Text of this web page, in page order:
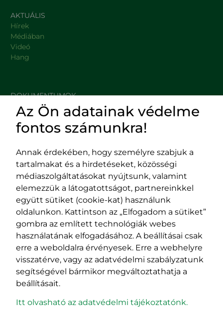
AKTUÁLIS
Hírek
Médiában
Videó
Hang
DOKUMENTUMOK
HASZNOS LINKEK
Impresszum
Adatvédelmi szabályzat
EPP program
400029 Kolozsvár,
Fürdő (Card. Iuliu Hossu) utca, 41.
szám
tel/fax:0723 250 321
email:office@rmdsz.ro
400489 Kolozsvár,
Majális utca, 60.
szám
tel/fax:0264 590 758
email:
office@rmdsz.ro
Az Ön adatainak védelme
fontos számunkra!
Annak érdekében, hogy személyre szabjuk a
tartalmakat és a hirdetéseket, közösségi
médiaszolgáltatásokat nyújtsunk, valamint
elemezzük a látogatottságot, partnereinkkel
együtt sütiket (cookie-kat) használunk
oldalunkon. Kattintson az „Elfogadom a sütiket”
gombra az említett technológiák webes
használatának elfogadásához. A beállításai csak
erre a weboldalra érvényesek. Erre a webhelyre
visszatérve, vagy az adatvédelmi szabályzatunk
segítségével bármikor megváltoztathatja a
beállításait.
Itt olvasható az adatvédelmi tájékoztatónk.